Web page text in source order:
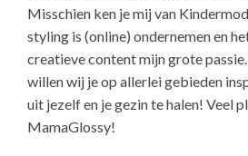
Misschien ken je mij van
styling is (online) ondernemen en
creatieve content mijn grote
willen wij je op allerlei gebieden
uit jezelf en je gezin te halen! Veel
MamaGlossy!